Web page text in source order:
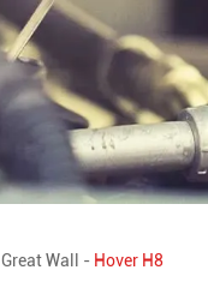
Great Wall - Hover H8